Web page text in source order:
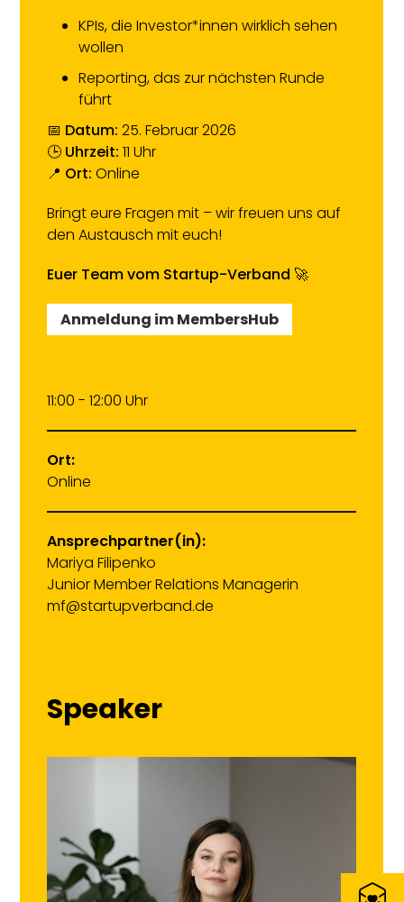
KPIs, die Investor*innen wirklich sehen
wollen
Reporting, das zur nächsten Runde
führt
📅 Datum: 25. Februar 2026
🕒 Uhrzeit: 11 Uhr
📍 Ort: Online
Bringt eure Fragen mit – wir freuen uns auf
den Austausch mit euch!
Euer Team vom Startup-Verband 🚀
Anmeldung im MembersHub
11:00 - 12:00 Uhr
Ort:
Online
Ansprechpartner(in):
Mariya Filipenko
Junior Member Relations Managerin
mf@startupverband.de
Speaker